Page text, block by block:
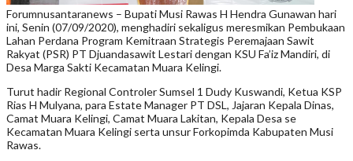
Forumnusantaranews – Bupati Musi Rawas H Hendra Gunawan hari
ini, Senin (07/09/2020), menghadiri sekaligus meresmikan Pembukaan
Lahan Perdana Program Kemitraan Strategis Peremajaan Sawit
Rakyat (PSR) PT Djuandasawit Lestari dengan KSU Fa’iz Mandiri, di
Desa Marga Sakti Kecamatan Muara Kelingi.
Turut hadir Regional Controler Sumsel 1 Dudy Kuswandi, Ketua KSP
Rias H Mulyana, para Estate Manager PT DSL, Jajaran Kepala Dinas,
Camat Muara Kelingi, Camat Muara Lakitan, Kepala Desa se
Kecamatan Muara Kelingi serta unsur Forkopimda Kabupaten Musi
Rawas.